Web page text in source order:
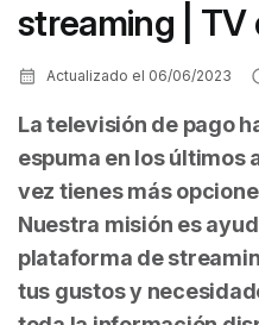
streaming | TV
Actualizado el 06/06/2023
La televisión de pago
espuma en los últimos
vez tienes más
Nuestra misión es
plataforma de
tus gustos y